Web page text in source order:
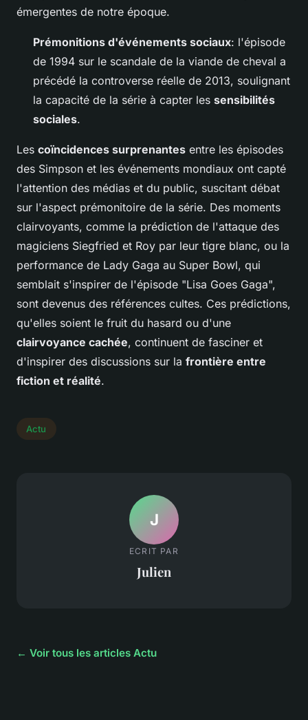
émergentes de notre époque.
Prémonitions d'événements sociaux: l'épisode
de 1994 sur le scandale de la viande de cheval a
précédé la controverse réelle de 2013, soulignant
la capacité de la série à capter les sensibilités
sociales.
Les coïncidences surprenantes entre les épisodes
des Simpson et les événements mondiaux ont capté
l'attention des médias et du public, suscitant débat
sur l'aspect prémonitoire de la série. Des moments
clairvoyants, comme la prédiction de l'attaque des
magiciens Siegfried et Roy par leur tigre blanc, ou la
performance de Lady Gaga au Super Bowl, qui
semblait s'inspirer de l'épisode "Lisa Goes Gaga",
sont devenus des références cultes. Ces prédictions,
qu'elles soient le fruit du hasard ou d'une
clairvoyance cachée, continuent de fasciner et
d'inspirer des discussions sur la frontière entre
fiction et réalité.
Actu
J
ECRIT PAR
Julien
← Voir tous les articles Actu